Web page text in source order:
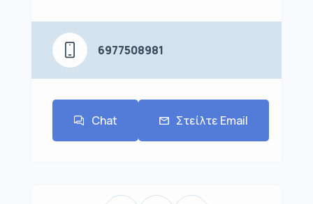
6977508981
Chat Στείλτε Email